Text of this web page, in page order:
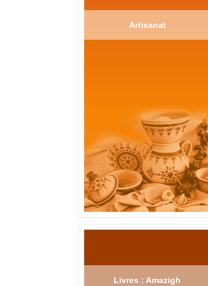
Artisanat
Livres : Amazigh